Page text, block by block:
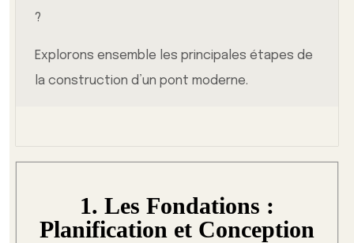
?
Explorons ensemble les principales étapes de
la construction d’un pont moderne.
1. Les Fondations :
Planification et Conception